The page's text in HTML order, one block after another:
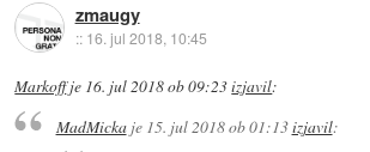
zmaugy
:: 16. jul 2018, 10:45
Markoffje 16. jul 2018 ob 09:23izjavil:
MadMickaje 15. jul 2018 ob 01:13izjavil: